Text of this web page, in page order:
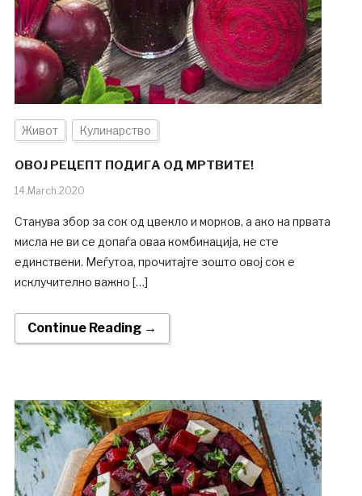
Живот Кулинарство
ОВОЈ РЕЦЕПТ ПОДИГА ОД МРТВИТЕ!
14.March.2020
Станува збор за сок од цвекло и морков, а ако на првата
мисла не ви се допаѓа оваа комбинација, не сте
единствени. Меѓутоа, прочитајте зошто овој сок е
исклучително важно […]
Continue Reading →